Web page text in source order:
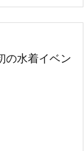
の水着イベン